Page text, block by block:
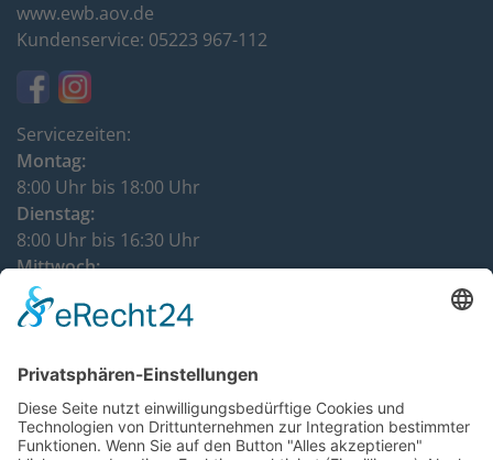
www.ewb.aov.de
Kundenservice: 05223 967-112
Servicezeiten:
Montag:
8:00 Uhr bis 18:00 Uhr
Dienstag:
8:00 Uhr bis 16:30 Uhr
Mittwoch:
8:00 Uhr bis 12:00 Uhr
Donnerstag:
DATENSCHUTZHINWEISE